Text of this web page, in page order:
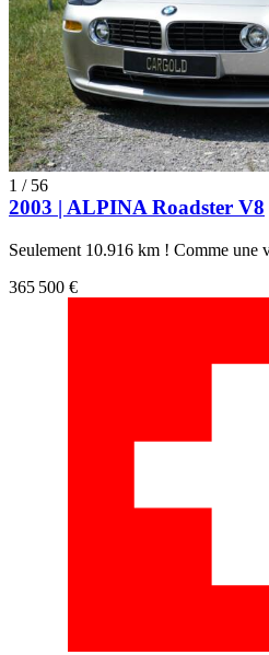
1 / 56
2003 | ALPINA Roadster V8
Seulement 10.916 km ! Comme une
365 500 €